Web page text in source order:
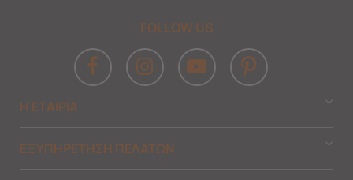
FOLLOW US
Η ΕΤΑΙΡΙΑ
ΕΞΥΠΗΡΕΤΗΣΗ ΠΕΛΑΤΩΝ